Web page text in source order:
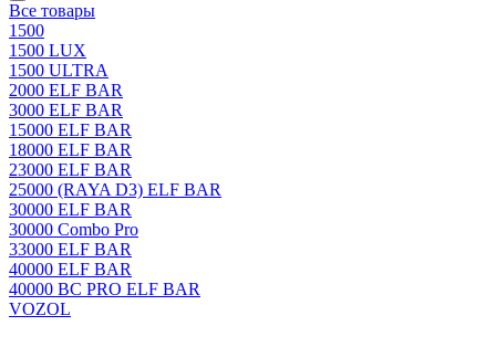
Все товары
1500
1500 LUX
1500 ULTRA
2000 ELF BAR
3000 ELF BAR
15000 ELF BAR
18000 ELF BAR
23000 ELF BAR
25000 (RAYA D3) ELF BAR
30000 ELF BAR
30000 Combo Pro
33000 ELF BAR
40000 ELF BAR
40000 BC PRO ELF BAR
VOZOL